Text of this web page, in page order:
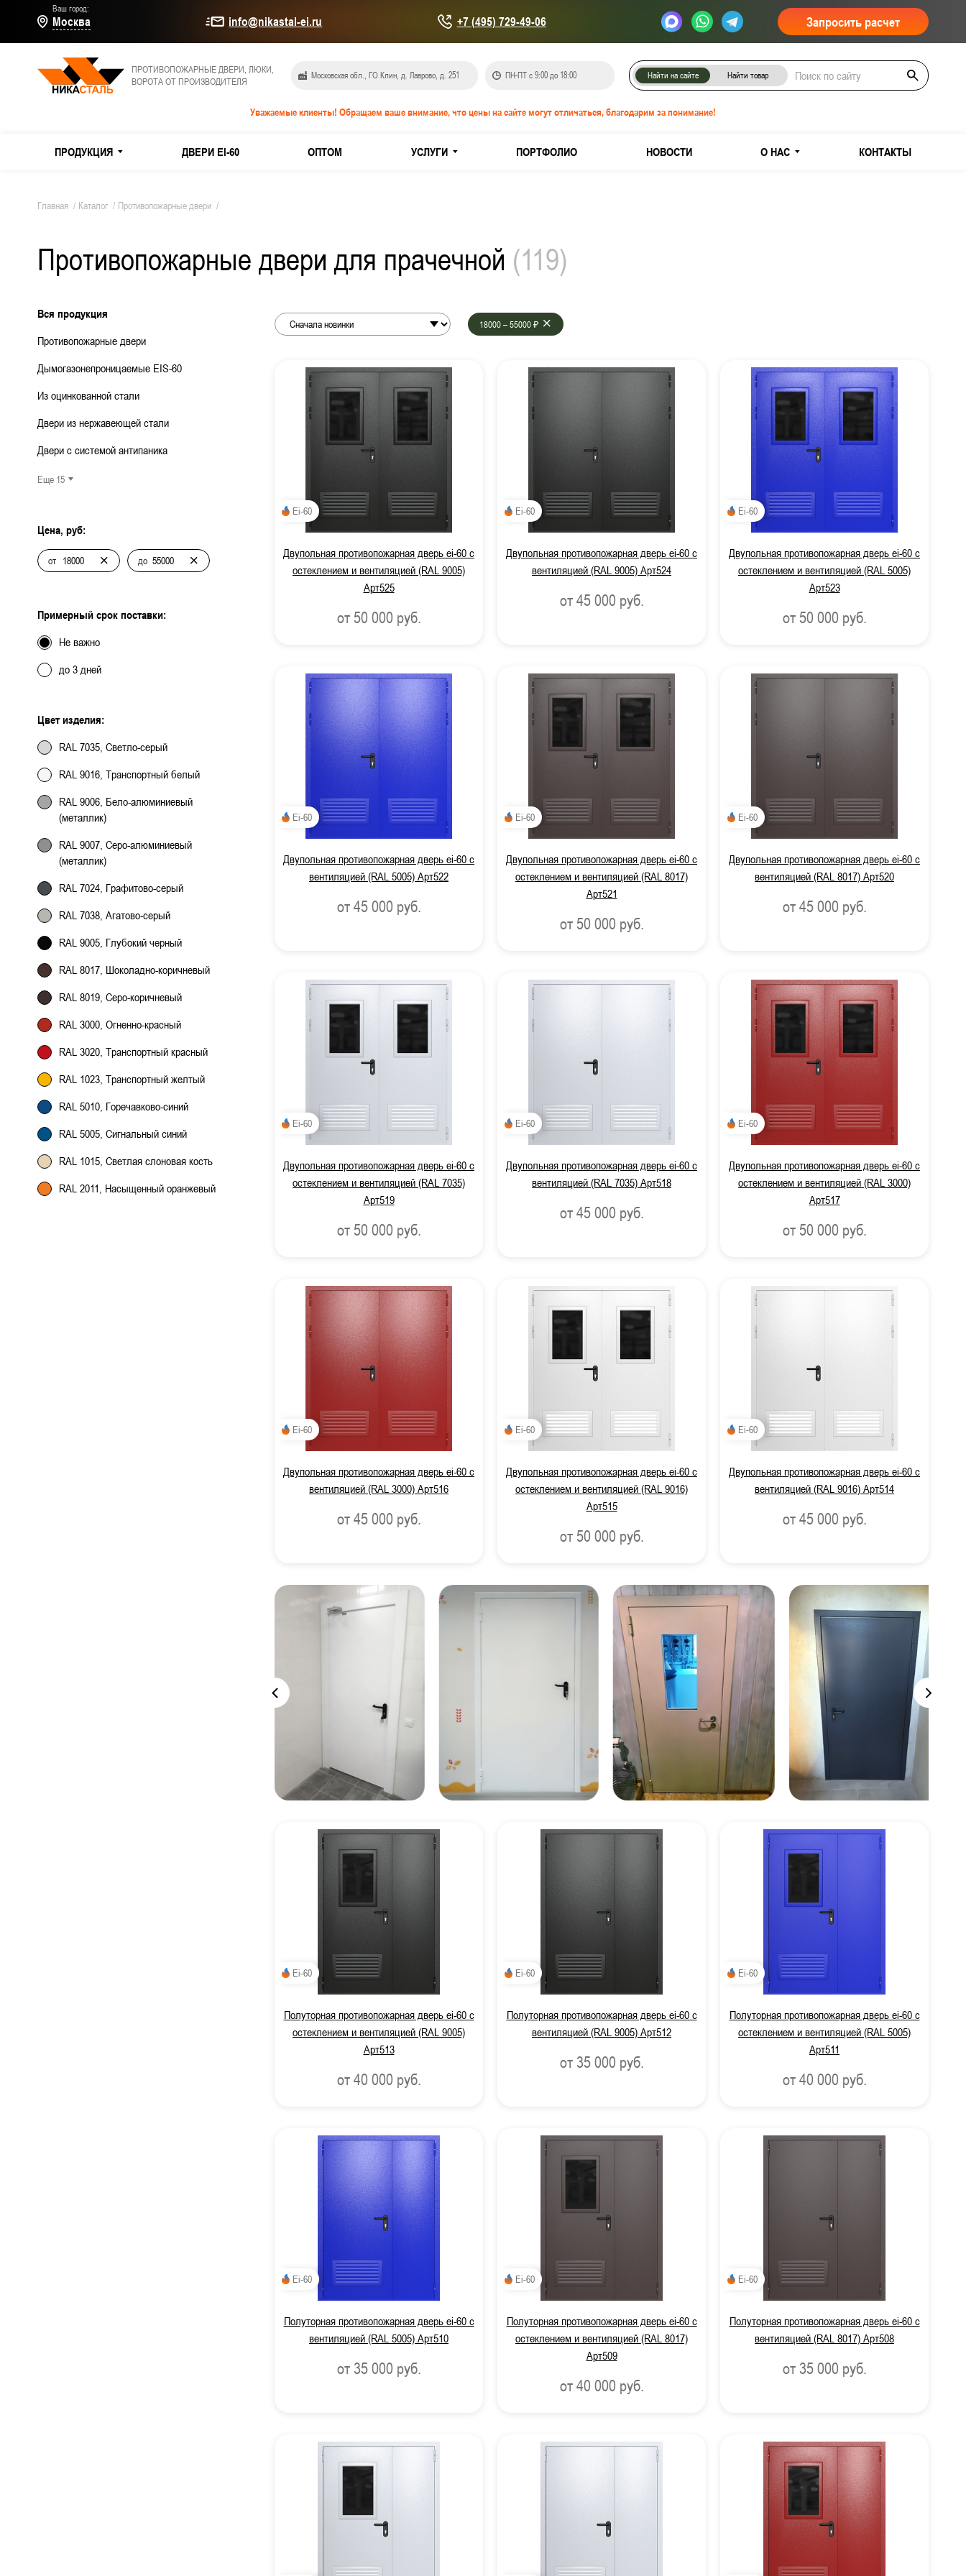
Ваш город:
Москва info@nikastal-ei.ru +7 (495) 729-49-06 Запросить расчет
ПРОТИВОПОЖАРНЫЕ ДВЕРИ, ЛЮКИ,
ВОРОТА ОТ ПРОИЗВОДИТЕЛЯ
Московская обл., ГО Клин, д. Лаврово, д. 251 ПН-ПТ с 9:00 до 18:00 Найти на сайте Найти товар
Уважаемые клиенты! Обращаем ваше внимание, что цены на сайте могут отличаться, благодарим за понимание!
ПРОДУКЦИЯ
МЕТАЛЛИЧЕСКИЕ ДВЕРИ
ДВЕРИ СПЕЦНАЗНАЧЕНИЯ
МЕТАЛЛИЧЕСКИЕ ВОРОТА
ИЗДЕЛИЯ
Из оцинкованной стали
Двери с системой антипаника
Двери с вентиляцией
Одностворчатые противопожарные двери
Остекленные противопожарные двери
Противопожарные двери с МДФ-панелями
Для медицинских учреждений
ДВЕРИ EI-60 ОПТОМ УСЛУГИ ПОРТФОЛИО НОВОСТИ О НАС КОНТАКТЫ
Главная / Каталог / Противопожарные двери /
Противопожарные двери для прачечной (119)
Вся продукция
Противопожарные двери
Дымогазонепроницаемые EIS-60
Из оцинкованной стали
Двери из нержавеющей стали
Двери с системой антипаника
Еще 15
Цена, руб:
от до
Примерный срок поставки:
Не важно
до 3 дней
Цвет изделия:
RAL 7035, Светло-серый
RAL 9016, Транспортный белый
RAL 9006, Бело-алюминиевый
(металлик)
RAL 9007, Серо-алюминиевый
(металлик)
RAL 7024, Графитово-серый
RAL 7038, Агатово-серый
RAL 9005, Глубокий черный
RAL 8017, Шоколадно-коричневый
RAL 8019, Серо-коричневый
RAL 3000, Огненно-красный
RAL 3020, Транспортный красный
RAL 1023, Транспортный желтый
RAL 5010, Горечавково-синий
RAL 5005, Сигнальный синий
RAL 1015, Светлая слоновая кость
RAL 2011, Насыщенный оранжевый
18000 – 55000 ₽
Ei-60
Двупольная противопожарная дверь ei-60 с
остеклением и вентиляцией (RAL 9005)
Арт525
от 50 000 руб.
Ei-60
Двупольная противопожарная дверь ei-60 с
вентиляцией (RAL 9005) Арт524
от 45 000 руб.
Ei-60
Двупольная противопожарная дверь ei-60 с
остеклением и вентиляцией (RAL 5005)
Арт523
от 50 000 руб.
Ei-60
Двупольная противопожарная дверь ei-60 с
вентиляцией (RAL 5005) Арт522
от 45 000 руб.
Ei-60
Двупольная противопожарная дверь ei-60 с
остеклением и вентиляцией (RAL 8017)
Арт521
от 50 000 руб.
Ei-60
Двупольная противопожарная дверь ei-60 с
вентиляцией (RAL 8017) Арт520
от 45 000 руб.
Ei-60
Двупольная противопожарная дверь ei-60 с
остеклением и вентиляцией (RAL 7035)
Арт519
от 50 000 руб.
Ei-60
Двупольная противопожарная дверь ei-60 с
вентиляцией (RAL 7035) Арт518
от 45 000 руб.
Ei-60
Двупольная противопожарная дверь ei-60 с
остеклением и вентиляцией (RAL 3000)
Арт517
от 50 000 руб.
Ei-60
Двупольная противопожарная дверь ei-60 с
вентиляцией (RAL 3000) Арт516
от 45 000 руб.
Ei-60
Двупольная противопожарная дверь ei-60 с
остеклением и вентиляцией (RAL 9016)
Арт515
от 50 000 руб.
Ei-60
Двупольная противопожарная дверь ei-60 с
вентиляцией (RAL 9016) Арт514
от 45 000 руб.
цену
Ei-60
Полуторная противопожарная дверь ei-60 с
остеклением и вентиляцией (RAL 9005)
Арт513
от 40 000 руб.
Ei-60
Полуторная противопожарная дверь ei-60 с
вентиляцией (RAL 9005) Арт512
от 35 000 руб.
Ei-60
Полуторная противопожарная дверь ei-60 с
остеклением и вентиляцией (RAL 5005)
Арт511
от 40 000 руб.
Ei-60
Полуторная противопожарная дверь ei-60 с
вентиляцией (RAL 5005) Арт510
от 35 000 руб.
Ei-60
Полуторная противопожарная дверь ei-60 с
остеклением и вентиляцией (RAL 8017)
Арт509
от 40 000 руб.
Ei-60
Полуторная противопожарная дверь ei-60 с
вентиляцией (RAL 8017) Арт508
от 35 000 руб.